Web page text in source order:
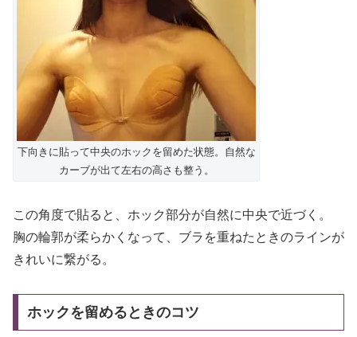
下向きに貼って中央のホックを留めた状態。自然な
カーブが出て左右の高さも整う。
この角度で貼ると、ホック部分が自然に中央で近づく。
胸の輪郭が柔らかくなって、ブラを重ねたときのラインが
きれいに繋がる。
ホックを留めるときのコツ